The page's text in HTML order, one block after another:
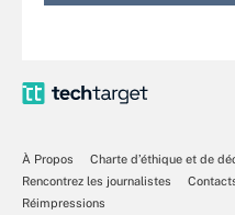
À Propos
Charte d’éthique et de
Rencontrez les journalistes
Réimpressions